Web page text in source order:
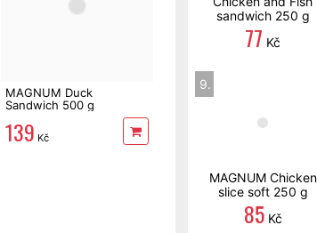
MAGNUM Duck
Sandwich 500 g
139 Kč
sandwich 250 g
77 Kč
9.
MAGNUM Chicken
slice soft 250 g
85Kč